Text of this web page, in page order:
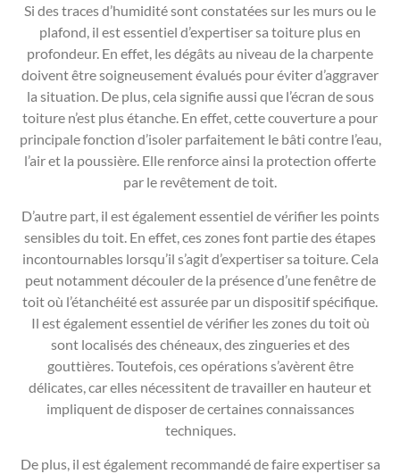
Si des traces d’humidité sont constatées sur les murs ou le
plafond, il est essentiel d’expertiser sa toiture plus en
profondeur. En effet, les dégâts au niveau de la charpente
doivent être soigneusement évalués pour éviter d’aggraver
la situation. De plus, cela signifie aussi que l’écran de sous
toiture n’est plus étanche. En effet, cette couverture a pour
principale fonction d’isoler parfaitement le bâti contre l’eau,
l’air et la poussière. Elle renforce ainsi la protection offerte
par le revêtement de toit.
D’autre part, il est également essentiel de vérifier les points
sensibles du toit. En effet, ces zones font partie des étapes
incontournables lorsqu’il s’agit d’expertiser sa toiture. Cela
peut notamment découler de la présence d’une fenêtre de
toit où l’étanchéité est assurée par un dispositif spécifique.
Il est également essentiel de vérifier les zones du toit où
sont localisés des chéneaux, des zingueries et des
gouttières. Toutefois, ces opérations s’avèrent être
délicates, car elles nécessitent de travailler en hauteur et
impliquent de disposer de certaines connaissances
techniques.
De plus, il est également recommandé de faire expertiser sa